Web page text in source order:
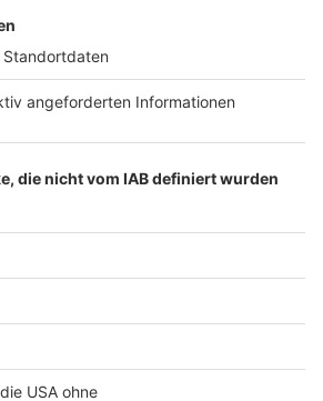
Hitze in Köln
wegen der Hitze
und Kerpen